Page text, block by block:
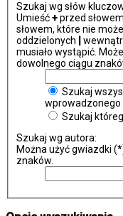
Szukaj wg słów
Umieść+przed
słowem, które nie
oddzielonych
musiało wystąpić.
dowolnego ciągu
Szukaj
wprowadzonego
Szukaj
Szukaj wg autora:
Można użyć gwiazdki
znaków.